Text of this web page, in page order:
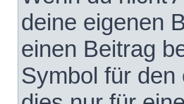
deine eigenen
einen Beitrag
Symbol für